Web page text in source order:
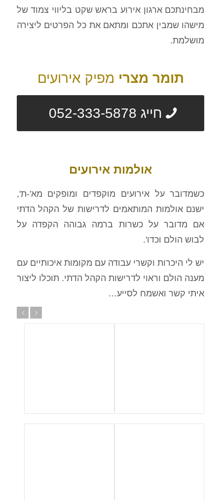
מבחינתכם ארגון אירוע בראש שקט בליווי צמוד של
מישהו שמבין אתכם ומתאם את כל הפרטים ליצירה
מושלמת.
תומר מצרי מפיק אירועים
חייג 052-333-5878
אולמות אירועים
כשמדובר על אירועים מוקפדים ומופקים מא'-ת',
ישנם אולמות המותאמים לדרישות של הקהל הדתי
אם מדובר על כשרות ברמה גבוהה הקפדה על
לבוש הולם וכדו'.
יש לי היכרות וקשרי עבודה עם מקומות איכותיים עם
מענה הולם וראוי לדרישות הקהל הדתי. תוכלו ליצור
איתי קשר ואשמח לסייע…